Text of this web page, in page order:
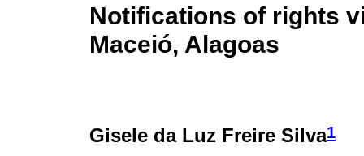
Notifications of rights
Maceió, Alagoas
Gisele da Luz Freire Silva1